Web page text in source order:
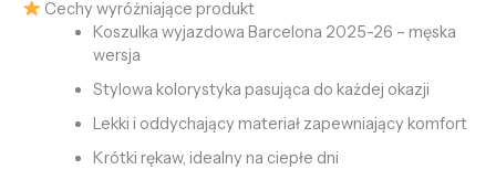
Cechy wyróżniające produkt
Koszulka wyjazdowa Barcelona 2025-26 – męska
wersja
Stylowa kolorystyka pasująca do każdej okazji
Lekki i oddychający materiał zapewniający komfort
Krótki rękaw, idealny na ciepłe dni